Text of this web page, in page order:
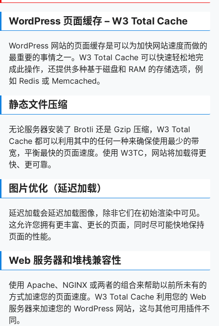
9.
10. Polylang Pro v3.4.4 – WordPress 网站多语言插件
11.
WP Rocket v3.14 已激活中文版 – WordPress缓存插
件
Rank Math SEO PRO v3.0.41 已激活汉化版 – SEO插
13. 目录插件
14. Thrive主题的高级插件合集 [2023-7-28更新]
WordPress 页面缓存 – W3 Total Cache
WordPress 网站的页面缓存是可以为加快网站速度而做的
最重要的事情之一。W3 Total Cache 可以快速轻松地完
成此操作，还提供多种基于磁盘和 RAM 的存储选项，例
如 Redis 或 Memcached。
静态文件压缩
无论服务器安装了 Brotli 还是 Gzip 压缩，W3 Total
Cache 都可以利用其中的任何一种来确保使用最少的带
宽，平衡最快的页面速度。使用 W3TC，网站将加载得更
快、更可靠。
图片优化（延迟加载）
延迟加载会延迟加载图像，除非它们在初始渲染中可见。
这允许您拥有更丰富、更长的页面，同时尽可能快地保持
页面的性能。
Web 服务器和堆栈兼容性
使用 Apache、NGINX 或两者的组合来帮助以前所未有的
方式加速您的页面速度。W3 Total Cache 利用您的 Web
服务器来加速您的 WordPress 网站，这与其他可用插件不
同。